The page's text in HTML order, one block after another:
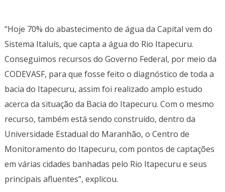
“Hoje 70% do abastecimento de água da Capital vem do
Sistema Italuís, que capta a água do Rio Itapecuru.
Conseguimos recursos do Governo Federal, por meio da
CODEVASF, para que fosse feito o diagnóstico de toda a
bacia do Itapecuru, assim foi realizado amplo estudo
acerca da situação da Bacia do Itapecuru. Com o mesmo
recurso, também está sendo construído, dentro da
Universidade Estadual do Maranhão, o Centro de
Monitoramento do Itapecuru, com pontos de captações
em várias cidades banhadas pelo Rio Itapecuru e seus
principais afluentes”, explicou.